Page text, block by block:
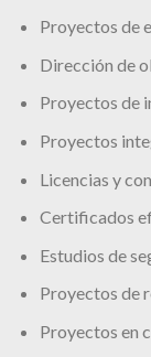
Proyectos de
Dirección de
Proyectos de
Proyectos
Licencias y
Certificados
Estudios de
Proyectos de
Proyectos en